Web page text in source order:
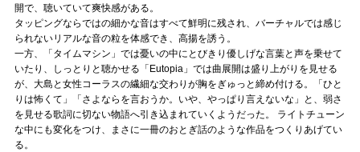
開で、聴いていて爽快感がある。
タッピングならではの細かな音はすべて鮮明に残され、バーチャルでは感じ
られないリアルな音の粒を体感でき、高揚を誘う。
一方、「タイムマシン」では憂いの中にとびきり優しげな言葉と声を乗せて
いたり、しっとりと聴かせる「Eutopia」では曲展開は盛り上がりを見せる
が、大島と女性コーラスの繊細な交わりが胸をぎゅっと締め付ける。「ひと
りは怖くて」「さよならを言おうか。いや、やっぱり言えないな」と、弱さ
を見せる歌詞に切ない物語へ引き込まれていくようだった。 ライトチューン
な中にも変化をつけ、まさに一冊のおとぎ話のような作品をつくりあげてい
る。